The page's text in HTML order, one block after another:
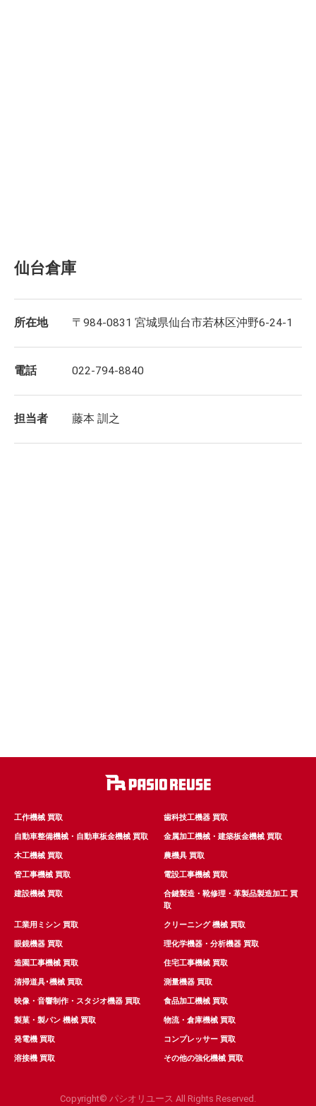
仙台倉庫
所在地 〒984-0831 宮城県仙台市若林区沖野6-24-1
電話 022-794-8840
担当者 藤本 訓之
工作機械 買取 歯科技工機器 買取
自動車整備機械・自動車板金機械 買取 金属加工機械・建築板金機械 買取
木工機械 買取 農機具 買取
管工事機械 買取 電設工事機械 買取
建設機械 買取
合鍵製造・靴修理・革製品製造加工 買
取
工業用ミシン 買取 クリーニング 機械 買取
眼鏡機器 買取 理化学機器・分析機器 買取
造園工事機械 買取 住宅工事機械 買取
清掃道具･機械 買取 測量機器 買取
映像・音響制作・スタジオ機器 買取 食品加工機械 買取
製菓・製パン 機械 買取 物流・倉庫機械 買取
発電機 買取 コンプレッサー 買取
溶接機 買取 その他の強化機械 買取
Copyright© パシオリユース All Rights Reserved.